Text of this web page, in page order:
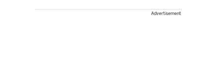
Advertisement